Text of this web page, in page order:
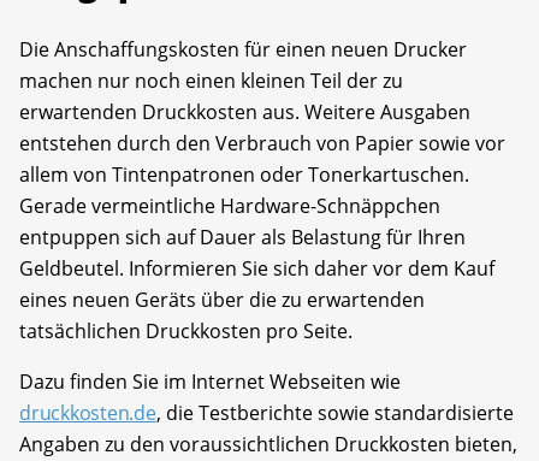
Die Anschaffungskosten für einen neuen Drucker
machen nur noch einen kleinen Teil der zu
erwartenden Druckkosten aus. Weitere Ausgaben
entstehen durch den Verbrauch von Papier sowie vor
allem von Tintenpatronen oder Tonerkartuschen.
Gerade vermeintliche Hardware-Schnäppchen
entpuppen sich auf Dauer als Belastung für Ihren
Geldbeutel. Informieren Sie sich daher vor dem Kauf
eines neuen Geräts über die zu erwartenden
tatsächlichen Druckkosten pro Seite.
Dazu finden Sie im Internet Webseiten wie
druckkosten.de, die Testberichte sowie standardisierte
Angaben zu den voraussichtlichen Druckkosten bieten,